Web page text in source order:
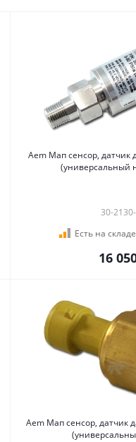
Aem Мап сенсор, датчик
(универсальный
30-
Есть на
16
Aem Мап сенсор, датчик